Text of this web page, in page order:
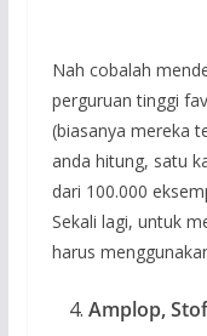
Nah cobalah
perguruan tinggi
(biasanya mereka
anda hitung, satu
dari 100.000
Sekali lagi, untuk
harus
Amplop,